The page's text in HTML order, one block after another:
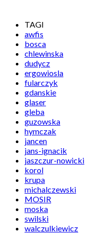
TAGI
awfis
bosca
chlewinska
dudycz
ergowiosla
fularczyk
gdanskie
glaser
gleba
guzowska
hymczak
jancen
jans-ignacik
jaszczur-nowicki
korol
krupa
michalczewski
MOSIR
moska
swilski
walczulkiewicz